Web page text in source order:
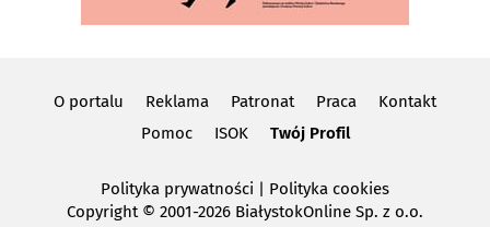
O portalu Reklama Patronat Praca
Kontakt
Pomoc
ISOK Twój Profil
Polityka prywatności
Polityka cookies
Copyright© 2001-2026 BiałystokOnline Sp. z o.o.